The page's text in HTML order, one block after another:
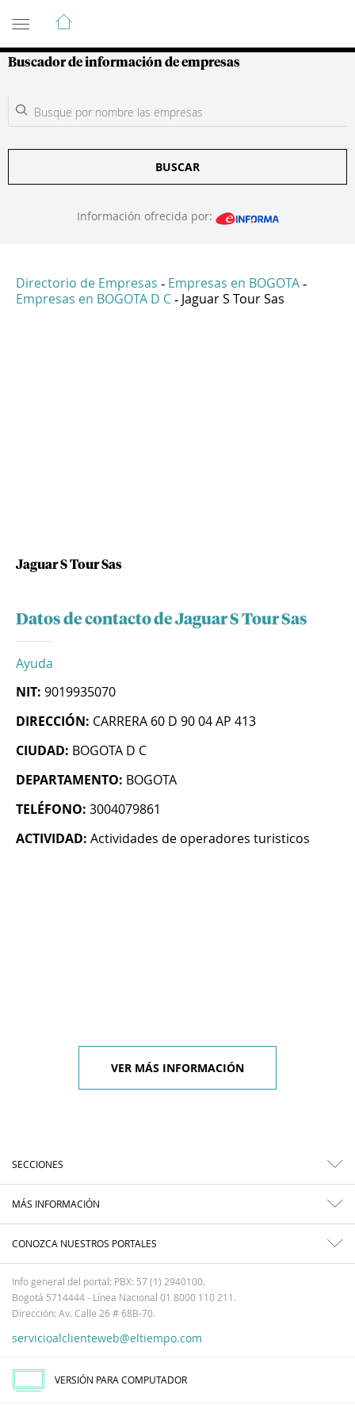
Guía de Empresas Colombianas
Buscador de información de empresas
BUSCAR
Información ofrecida por:
Directorio de Empresas - Empresas en BOGOTA -
Empresas en BOGOTA D C - Jaguar S Tour Sas
Jaguar S Tour Sas
Datos de contacto de Jaguar S Tour Sas
Ayuda
NIT: 9019935070
DIRECCIÓN: CARRERA 60 D 90 04 AP 413
CIUDAD: BOGOTA D C
DEPARTAMENTO: BOGOTA
TELÉFONO: 3004079861
ACTIVIDAD: Actividades de operadores turisticos
VER MÁS INFORMACIÓN
SECCIONES
MÁS INFORMACIÓN
CONOZCA NUESTROS PORTALES
Info general del portal: PBX: 57 (1) 2940100.
Bogotá 5714444 - Línea Nacional 01 8000 110 211.
Dirección: Av. Calle 26 # 68B-70.
servicioalclienteweb@eltiempo.com
VERSIÓN PARA COMPUTADOR